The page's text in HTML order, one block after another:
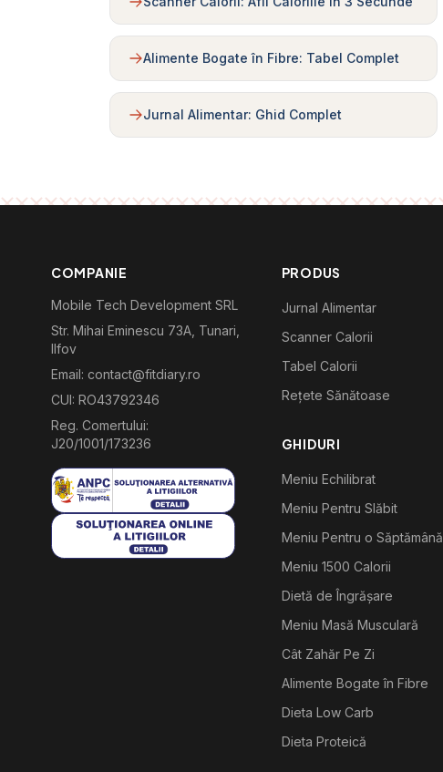
Alimente Bogate în Fibre: Tabel Complet
Jurnal Alimentar: Ghid Complet
COMPANIE
Mobile Tech Development SRL
Str. Mihai Eminescu 73A, Tunari,
Ilfov
Email: contact@fitdiary.ro
CUI: RO43792346
Reg. Comertului:
J20/1001/173236
PRODUS
Jurnal Alimentar
Scanner Calorii
Tabel Calorii
Rețete Sănătoase
GHIDURI
Meniu Echilibrat
Meniu Pentru Slăbit
Meniu Pentru o Săptămână
Meniu 1500 Calorii
Dietă de Îngrășare
Meniu Masă Musculară
Cât Zahăr Pe Zi
Alimente Bogate în Fibre
Dieta Low Carb
Dieta Proteică